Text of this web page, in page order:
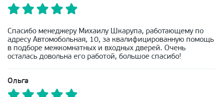
Спасибо менеджеру Михаилу Шкарупа, работающему по
адресу Автомобольная, 10, за квалифицированную помощь
в подборе межкомнатных и входных дверей. Очень
осталась довольна его работой, большое спасибо!
Ольга